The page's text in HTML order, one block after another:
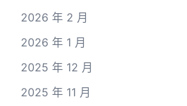
2026 年 2 月
2026 年 1 月
2025 年 12 月
2025 年 11 月